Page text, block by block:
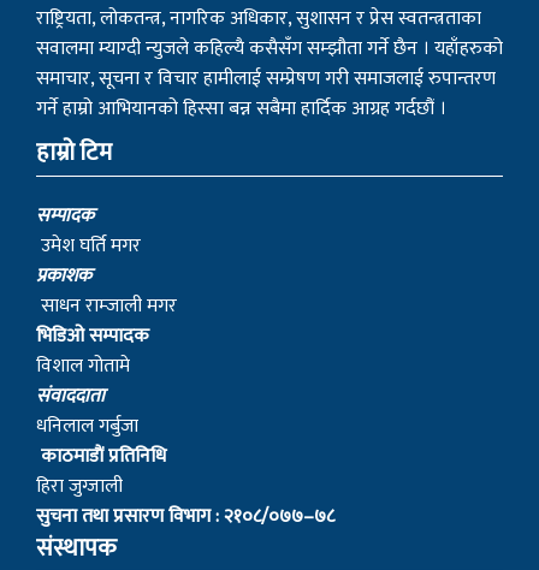
राष्ट्रियता, लोकतन्त्र, नागरिक अधिकार, सुशासन र प्रेस स्वतन्त्रताका
सवालमा म्याग्दी न्युजले कहिल्यै कसैसँग सम्झौता गर्ने छैन । यहाँहरुको
समाचार, सूचना र विचार हामीलाई सम्प्रेषण गरी समाजलाई रुपान्तरण
गर्ने हाम्रो आभियानको हिस्सा बन्न सबैमा हार्दिक आग्रह गर्दछौं ।
हाम्रो टिम
सम्पादक
उमेश घर्ति मगर
प्रकाशक
साधन राम्जाली मगर
भिडिओ सम्पादक
विशाल गोतामे
स‌ंवाददाता
धनिलाल गर्बुजा
काठमाडाैं प्रतिनिधि
हिरा जुग्जाली
सुचना तथा प्रसारण विभाग : २१०८/०७७–७८
संस्थापक